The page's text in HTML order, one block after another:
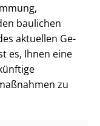
baulichen
aktuellen Ge­
es, Ihnen eine
zu